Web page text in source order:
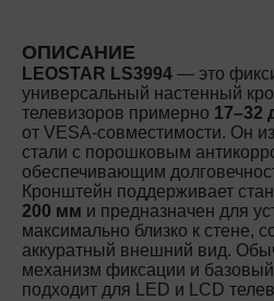
ОПИСАНИЕ
LEOSTAR LS3994 — это
универсальный настенный
телевизоров примерно 17–32
от VESA-совместимости. Он
стали с порошковым
обеспечивающим
Кронштейн поддерживает
200 мм и предназначен для
максимально близко к стене,
аккуратный внешний вид.
механизм фиксации и
подходит для LED и LCD